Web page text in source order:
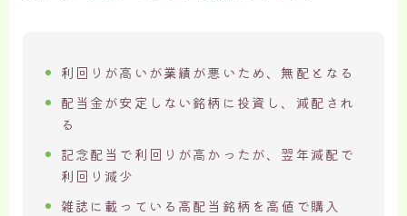
利回りが高いが業績が悪いため、無配となる
配当金が安定しない銘柄に投資し、減配され
る
記念配当で利回りが高かったが、翌年減配で
利回り減少
雑誌に載っている高配当銘柄を高値で購入